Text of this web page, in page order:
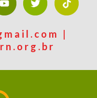
|